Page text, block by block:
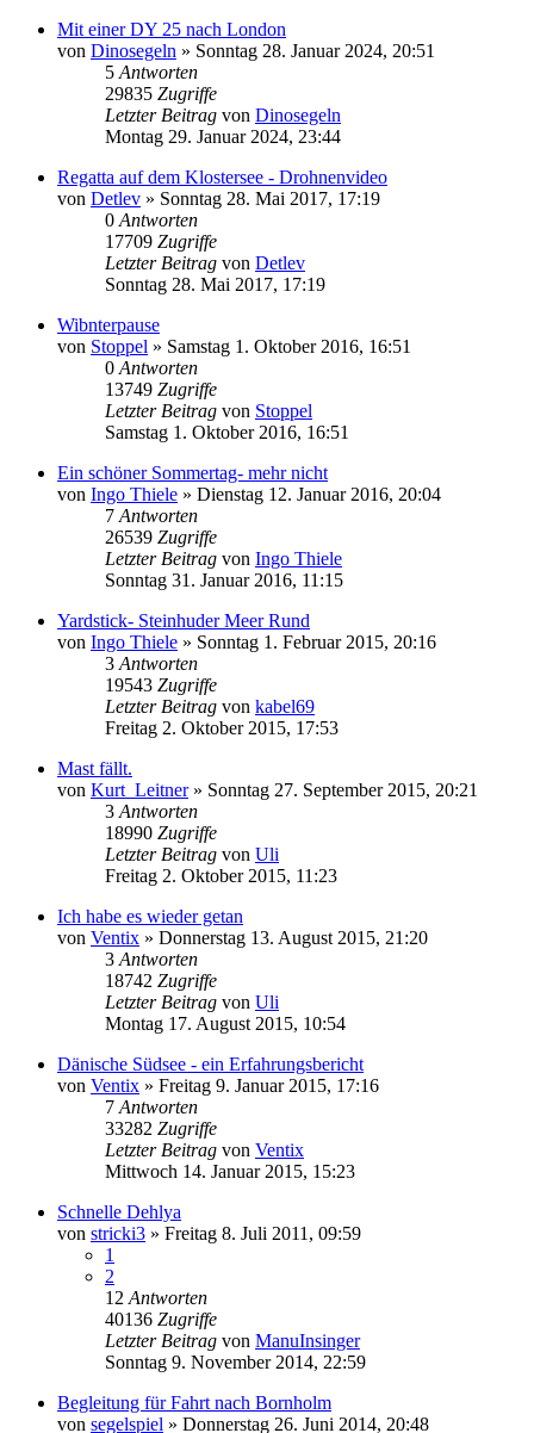
Mit einer DY 25 nach London
von Dinosegeln » Sonntag 28. Januar 2024, 20:51
5 Antworten
29835 Zugriffe
Letzter Beitrag von Dinosegeln
Montag 29. Januar 2024, 23:44
Regatta auf dem Klostersee - Drohnenvideo
von Detlev » Sonntag 28. Mai 2017, 17:19
0 Antworten
17709 Zugriffe
Letzter Beitrag von Detlev
Sonntag 28. Mai 2017, 17:19
Wibnterpause
von Stoppel » Samstag 1. Oktober 2016, 16:51
0 Antworten
13749 Zugriffe
Letzter Beitrag von Stoppel
Samstag 1. Oktober 2016, 16:51
Ein schöner Sommertag- mehr nicht
von Ingo Thiele » Dienstag 12. Januar 2016, 20:04
7 Antworten
26539 Zugriffe
Letzter Beitrag von Ingo Thiele
Sonntag 31. Januar 2016, 11:15
Yardstick- Steinhuder Meer Rund
von Ingo Thiele » Sonntag 1. Februar 2015, 20:16
3 Antworten
19543 Zugriffe
Letzter Beitrag von kabel69
Freitag 2. Oktober 2015, 17:53
Mast fällt.
von Kurt_Leitner» Sonntag 27. September 2015, 20:21
3 Antworten
18990 Zugriffe
Letzter Beitrag von Uli
Freitag 2. Oktober 2015, 11:23
Ich habe es wieder getan
von Ventix » Donnerstag 13. August 2015, 21:20
3 Antworten
18742 Zugriffe
Letzter Beitrag von Uli
Montag 17. August 2015, 10:54
Dänische Südsee - ein Erfahrungsbericht
von Ventix » Freitag 9. Januar 2015, 17:16
7 Antworten
33282 Zugriffe
Letzter Beitrag von Ventix
Mittwoch 14. Januar 2015, 15:23
Schnelle Dehlya
von stricki3 » Freitag 8. Juli 2011, 09:59
1
2
12 Antworten
40136 Zugriffe
Letzter Beitrag von ManuInsinger
Sonntag 9. November 2014, 22:59
Begleitung für Fahrt nach Bornholm
von segelspiel » Donnerstag 26. Juni 2014, 20:48